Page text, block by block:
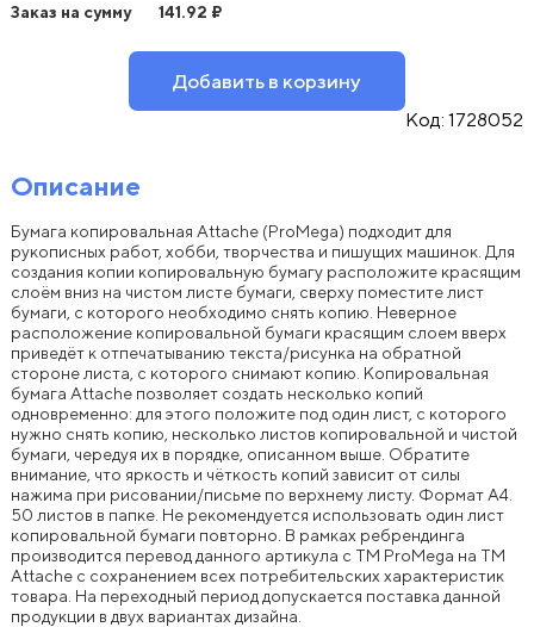
Заказ на сумму 141.92 ₽
Добавить в корзину
Код: 1728052
Описание
Бумага копировальная Attache (ProMega) подходит для
рукописных работ, хобби, творчества и пишущих машинок. Для
создания копии копировальную бумагу расположите красящим
слоём вниз на чистом листе бумаги, сверху поместите лист
бумаги, с которого необходимо снять копию. Неверное
расположение копировальной бумаги красящим слоем вверх
приведёт к отпечатыванию текста/рисунка на обратной
стороне листа, с которого снимают копию. Копировальная
бумага Attache позволяет создать несколько копий
одновременно: для этого положите под один лист, с которого
нужно снять копию, несколько листов копировальной и чистой
бумаги, чередуя их в порядке, описанном выше. Обратите
внимание, что яркость и чёткость копий зависит от силы
нажима при рисовании/письме по верхнему листу. Формат А4.
50 листов в папке. Не рекомендуется использовать один лист
копировальной бумаги повторно. В рамках ребрендинга
производится перевод данного артикула с ТМ ProMega на ТМ
Attache с сохранением всех потребительских характеристик
товара. На переходный период допускается поставка данной
продукции в двух вариантах дизайна.